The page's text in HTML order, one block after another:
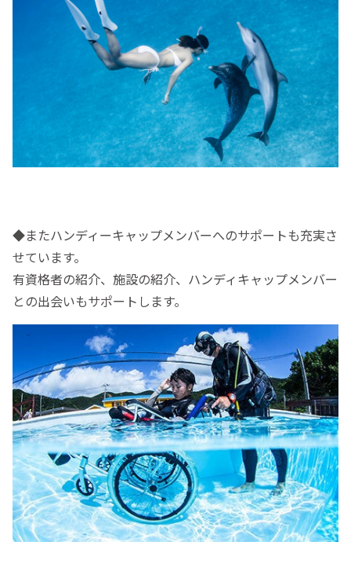
◆またハンディーキャップメンバーへのサポートも充実さ
せています。
有資格者の紹介、施設の紹介、ハンディキャップメンバー
との出会いもサポートします。